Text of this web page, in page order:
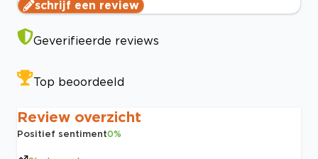
schrijf een review
Geverifieerde reviews
Top beoordeeld
Review overzicht
Positief sentiment0%